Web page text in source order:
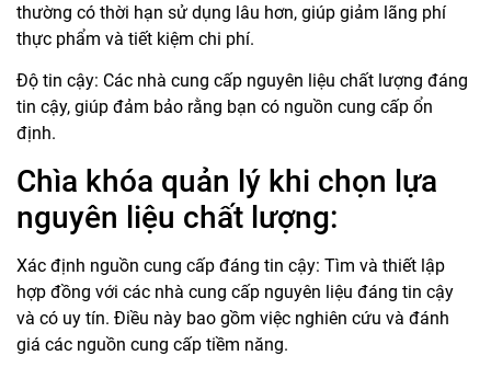
thường có thời hạn sử dụng lâu hơn, giúp giảm lãng phí
thực phẩm và tiết kiệm chi phí.
Độ tin cậy: Các nhà cung cấp nguyên liệu chất lượng đáng
tin cậy, giúp đảm bảo rằng bạn có nguồn cung cấp ổn
định.
Chìa khóa quản lý khi chọn lựa
nguyên liệu chất lượng:
Xác định nguồn cung cấp đáng tin cậy: Tìm và thiết lập
hợp đồng với các nhà cung cấp nguyên liệu đáng tin cậy
và có uy tín. Điều này bao gồm việc nghiên cứu và đánh
giá các nguồn cung cấp tiềm năng.